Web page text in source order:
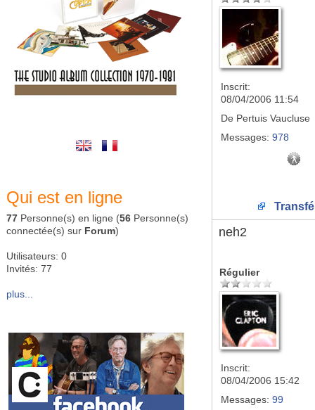
Qui est en ligne
77 Personne(s) en ligne (56 Personne(s)
connectée(s) sur Forum)
Utilisateurs: 0
Invités: 77
plus...
Inscrit:
08/04/2006 11:54
De Pertuis Vaucluse
Messages: 978
neh2
Régulier
Inscrit:
08/04/2006 15:42
Messages: 99